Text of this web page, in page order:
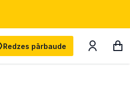
Redzes pārbaude